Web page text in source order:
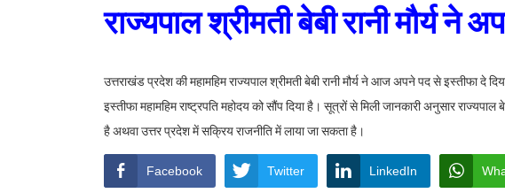
राज्यपाल श्रीमती बेबी रानी मौर्य ने
उत्तराखंड प्रदेश की महामहिम राज्यपाल श्रीमती बेबी रानी मौर्य ने आज अपने पद से इस्तीफा दे
इस्तीफा महामहिम राष्ट्रपति महोदय को सौंप दिया है। सूत्रों से मिली जानकारी अनुसार राज्यपाल
है अथवा उत्तर प्रदेश में सक्रिय राजनीति में लाया जा सकता है।
Facebook Twitter LinkedIn